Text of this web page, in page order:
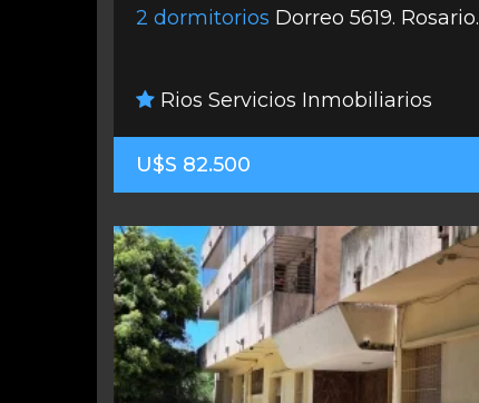
2 dormitorios Dorreo 5619. Rosario.
Rios Servicios Inmobiliarios
U$S 82.500